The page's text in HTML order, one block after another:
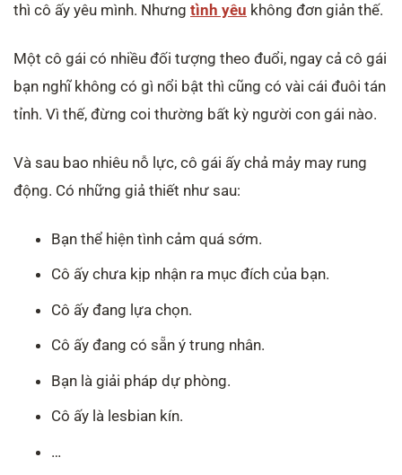
thì cô ấy yêu mình. Nhưng tình yêu không đơn giản thế.
Một cô gái có nhiều đối tượng theo đuổi, ngay cả cô gái
bạn nghĩ không có gì nổi bật thì cũng có vài cái đuôi tán
tỉnh. Vì thế, đừng coi thường bất kỳ người con gái nào.
Và sau bao nhiêu nỗ lực, cô gái ấy chả mảy may rung
động. Có những giả thiết như sau:
Bạn thể hiện tình cảm quá sớm.
Cô ấy chưa kịp nhận ra mục đích của bạn.
Cô ấy đang lựa chọn.
Cô ấy đang có sẵn ý trung nhân.
Bạn là giải pháp dự phòng.
Cô ấy là lesbian kín.
…